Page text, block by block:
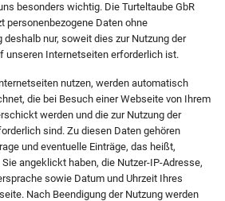
besonders wichtig. Die Turteltaube GbR
personenbezogene Daten ohne
nur, soweit dies zur Nutzung der
unseren Internetseiten erforderlich ist.
nutzen, werden automatisch
die bei Besuch einer Webseite von Ihrem
werden und die zur Nutzung der
sind. Zu diesen Daten gehören
und eventuelle Einträge, das heißt,
angeklickt haben, die Nutzer-IP-Adresse,
sowie Datum und Uhrzeit Ihres
Nach Beendigung der Nutzung werden